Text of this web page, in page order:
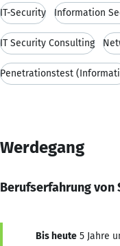
IT-Security Information
IT Security Consulting
Penetrationstest
Werdegang
Berufserfahrung von
Bis heute 5 Jahre